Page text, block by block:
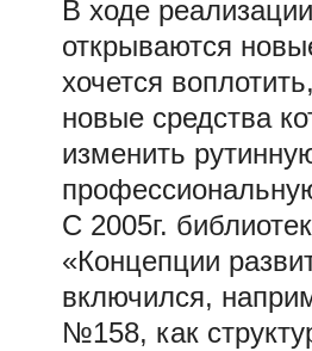
В ходе
открываются
хочется
новые средства
изменить
С 2005г.
«Концепции
включился,
№158, как